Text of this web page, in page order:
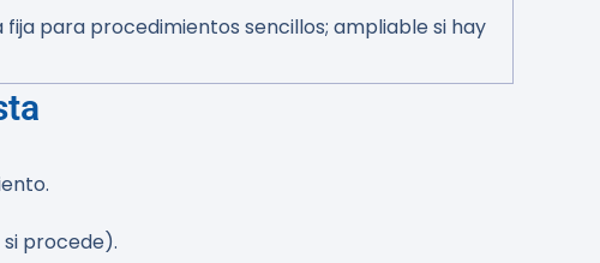
fija para procedimientos sencillos; ampliable si hay
procede).